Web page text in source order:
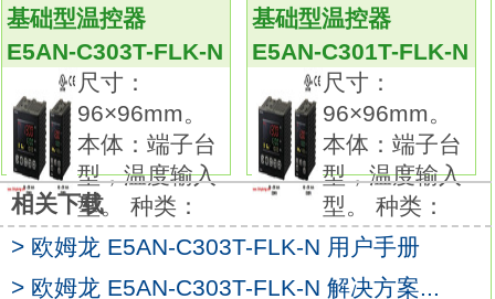
防相互干扰功能的异频机型品种齐全。
具有优异的耐环境性能。
标准导线的材质为耐油PVC。
检测面采用耐切削油材质。
标准采用导线护套。尺寸：48×48mm，端子台
型。
种类：控制输出1点型（电源AC100～ 240V
用）。
外壳颜色：黑色E5AN-C303T-FLK-N。
基础型温控器
E5AN-C303T-FLK-N
尺寸：
96×96mm。
本体：端子台
型，温度输入
型。 种类：
基础型温控器
E5AN-C301T-FLK-N
尺寸：
96×96mm。
本体：端子台
型，温度输入
型。 种类：
相关下载
> 欧姆龙 E5AN-C303T-FLK-N 用户手册
> 欧姆龙 E5AN-C303T-FLK-N 解决方案...